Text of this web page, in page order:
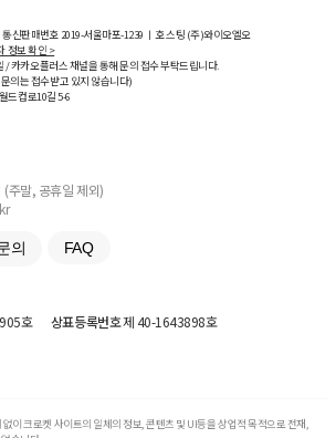
신판매번호 2019-서울마포-1239 ㅣ 호스팅 (주)와이오엘오
정보 확인 >
/ 카카오플러스 채널을 통해 문의 접수 부탁드립니다.
의는 접수받고 있지 않습니다)
드컵로10길5-6
주말, 공휴일 제외)
의 FAQ
호 상표등록번호제 40-1643898호
이 크로켓 사이트의 일체의 정보, 콘텐츠 및 UI등을 상업적 목적으로 전재,